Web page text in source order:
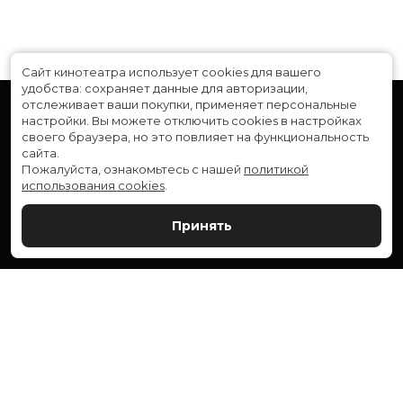
Расписание
Скоро в кино
Служба поддержки
Сайт кинотеатра использует cookies для вашего
удобства: сохраняет данные для авторизации,
отслеживает ваши покупки, применяет персональные
настройки. Вы можете отключить cookies в настройках
своего браузера, но это повлияет на функциональность
сайта.
Пожалуйста, ознакомьтесь с нашей политикой
использования cookies
Принять